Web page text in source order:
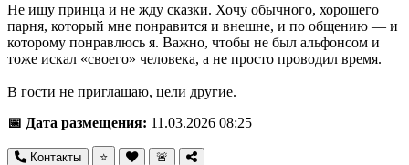
Не ищу принца и не жду сказки. Хочу обычного, хорошего
парня, который мне понравится и внешне, и по общению — и
которому понравлюсь я. Важно, чтобы не был альфонсом и
тоже искал «своего» человека, а не просто проводил время.
В гости не приглашаю, цели другие.
📅 Дата размещения: 11.03.2026 08:25
Контакты ⭐ 🚨